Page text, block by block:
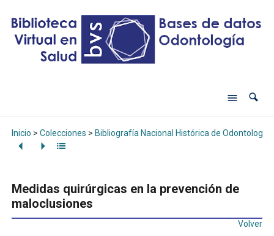
Inicio > Colecciones > Bibliografía Nacional Histórica de Odontología
Medidas quirúrgicas en la prevención de
maloclusiones
Volver